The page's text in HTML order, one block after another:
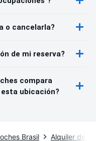
o cancelarla?
de mi reserva?
compara
ubicación?
Brasil Alquiler de